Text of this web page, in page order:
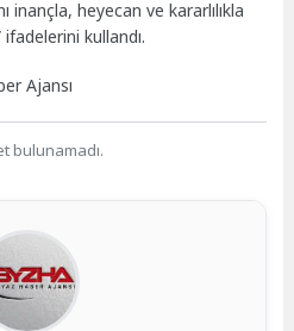
inançla, heyecan ve kararlılıkla
kullandı.
Ajansı
bulunamadı.